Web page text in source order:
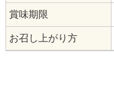
賞味期限
お召し上がり方